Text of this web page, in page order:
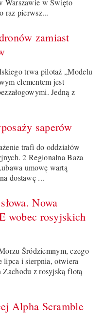
Warszawie w Święto
raz pierwsz...
zamiast
trwa pilotaż „Modelu
elementem jest
Jedną z
saperów
trafi do oddziałów
2 Regionalna Baza
umowę wartą
dostawę ...
Nowa
wobec rosyjskich
Śródziemnym, czego
lipca i sierpnia, otwiera
Zachodu z rosyjską flotą
Alpha Scramble